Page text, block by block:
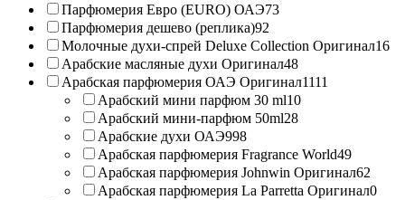
Парфюмерия Евро (EURO) ОАЭ73
Парфюмерия дешево (реплика)92
Молочные духи-спрей Deluxe Collection Оригинал16
Арабские масляные духи Оригинал48
Арабская парфюмерия ОАЭ Оригинал1111
Арабский мини парфюм 30 ml10
Арабский мини-парфюм 50ml28
Арабские духи ОАЭ998
Арабская парфюмерия Fragrance World49
Арабская парфюмерия Johnwin Оригинал62
Арабская парфюмерия La Parretta Оригинал0